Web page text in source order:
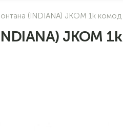
(INDIANA) JKOM 1k комод
JKOM 1k